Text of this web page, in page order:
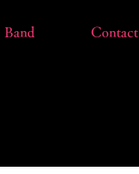
Band Contact